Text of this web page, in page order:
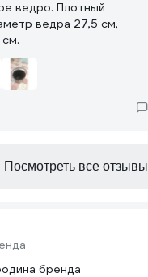
ведро. Плотный
ведра 27,5 см,
Посмотреть все отзывы
бренда